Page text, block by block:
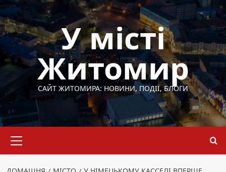
Перейти
до
вмісту
У місті
Житомир
САЙТ ЖИТОМИРА: НОВИНИ, ПОДІЇ, БЛОГИ
меню